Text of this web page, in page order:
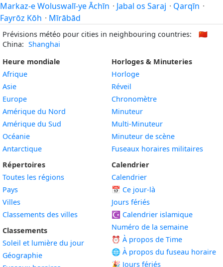
Markaz-e Woluswalī-ye Āchīn · Jabal os Saraj · Qarqīn ·
Fayrōz Kōh · Mīrābād
Prévisions météo pour cities in neighbouring countries:
🇨🇳
China: Shanghai
Heure mondiale
Afrique
Asie
Europe
Amérique du Nord
Amérique du Sud
Océanie
Antarctique
Répertoires
Toutes les régions
Pays
Villes
Classements des villes
Classements
Soleil et lumière du jour
Géographie
Horloges & Minuteries
Horloge
Réveil
Chronomètre
Minuteur
Multi-Minuteur
Minuteur de scène
Fuseaux horaires militaires
Calendrier
Calendrier
📅 Ce jour-là
Jours fériés
☪️ Calendrier islamique
Numéro de la semaine
⏰ À propos de Time
🌐 À propos du fuseau horaire
🎉 Jours fériés